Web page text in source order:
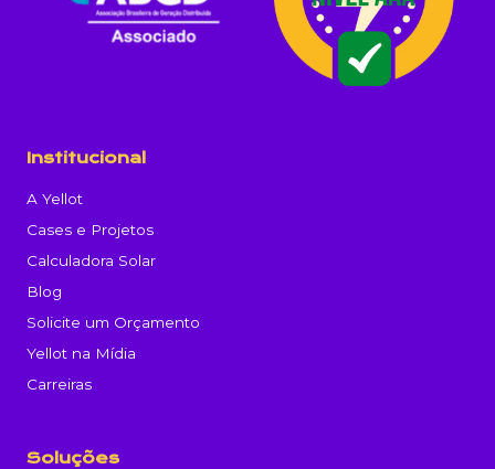
Institucional
A Yellot
Cases e Projetos
Calculadora Solar
Blog
Solicite um Orçamento
Yellot na Mídia
Carreiras
Soluções